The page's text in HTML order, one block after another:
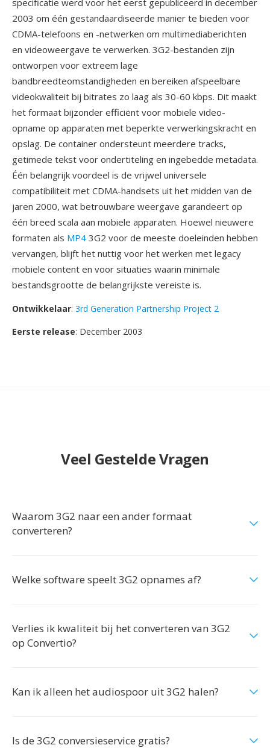
specificatie werd voor het eerst gepubliceerd in december
2003 om één gestandaardiseerde manier te bieden voor
CDMA-telefoons en -netwerken om multimediaberichten
en videoweergave te verwerken. 3G2-bestanden zijn
ontworpen voor extreem lage
bandbreedteomstandigheden en bereiken afspeelbare
videokwaliteit bij bitrates zo laag als 30-60 kbps. Dit maakt
het formaat bijzonder efficiënt voor mobiele video-
opname op apparaten met beperkte verwerkingskracht en
opslag. De container ondersteunt meerdere tracks,
getimede tekst voor ondertiteling en ingebedde metadata.
Één belangrijk voordeel is de vrijwel universele
compatibiliteit met CDMA-handsets uit het midden van de
jaren 2000, wat betrouwbare weergave garandeert op
één breed scala aan mobiele apparaten. Hoewel nieuwere
formaten als MP4 3G2 voor de meeste doeleinden hebben
vervangen, blijft het nuttig voor het werken met legacy
mobiele content en voor situaties waarin minimale
bestandsgrootte de belangrijkste vereiste is.
Ontwikkelaar: 3rd Generation Partnership Project 2
Eerste release: December 2003
Veel Gestelde Vragen
Waarom 3G2 naar een ander formaat
converteren?
Welke software speelt 3G2 opnames af?
Verlies ik kwaliteit bij het converteren van 3G2
op Convertio?
Kan ik alleen het audiospoor uit 3G2 halen?
Is de 3G2 conversieservice gratis?